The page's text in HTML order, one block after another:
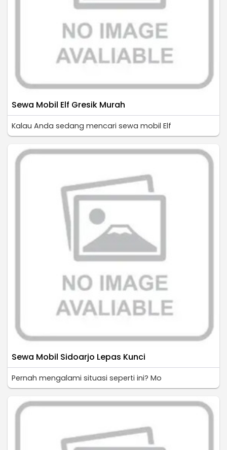
Sewa Mobil Elf Gresik Murah
Kalau Anda sedang mencari sewa mobil Elf
Sewa Mobil Sidoarjo Lepas Kunci
Pernah mengalami situasi seperti ini? Mo